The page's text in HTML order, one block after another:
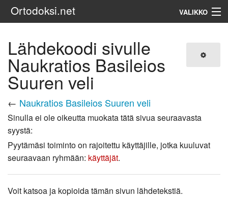
Ortodoksi.net VALIKKO
Haku
Lähdekoodi sivulle
Naukratios Basileios
Suuren veli
← Naukratios Basileios Suuren veli
Sinulla ei ole oikeutta muokata tätä sivua seuraavasta
syystä:
Pyytämäsi toiminto on rajoitettu käyttäjille, jotka kuuluvat
seuraavaan ryhmään: käyttäjät.
Voit katsoa ja kopioida tämän sivun lähdetekstiä.